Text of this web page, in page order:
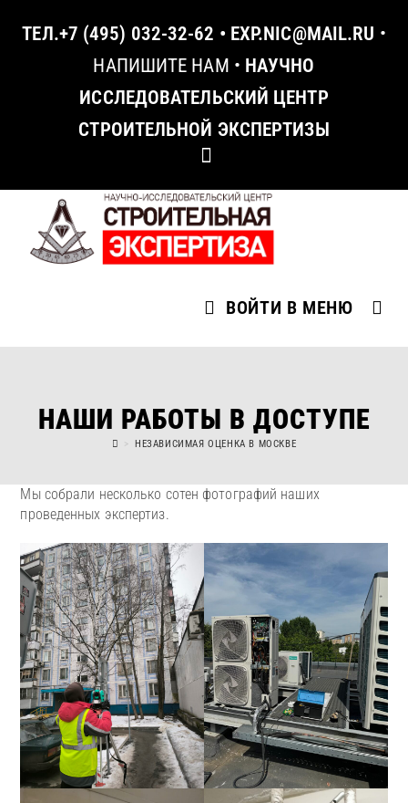
ТЕЛ.+7 (495) 032-32-62 • EXP.NIC@MAIL.RU •
НАПИШИТЕ НАМ • НАУЧНО
ИССЛЕДОВАТЕЛЬСКИЙ ЦЕНТР
СТРОИТЕЛЬНОЙ ЭКСПЕРТИЗЫ
ВОЙТИ В МЕНЮ
НАШИ РАБОТЫ В ДОСТУПЕ
> НЕЗАВИСИМАЯ ОЦЕНКА В МОСКВЕ
Мы собрали несколько сотен фотографий наших
проведенных экспертиз.